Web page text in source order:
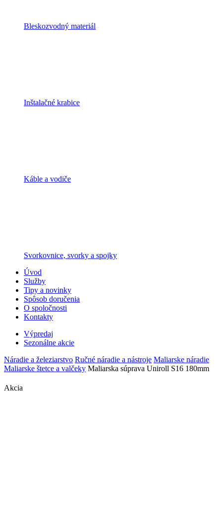
Bleskozvodný materiál
Inštalačné krabice
Káble a vodiče
Svorkovnice, svorky a spojky
Úvod
Služby
Tipy a novinky
Spôsob doručenia
O spoločnosti
Kontakty
Výpredaj
Sezonálne akcie
Náradie a železiarstvo Ručné náradie a nástroje Maliarske náradie
Maliarske štetce a valčeky Maliarska súprava Uniroll S16 180mm
Akcia